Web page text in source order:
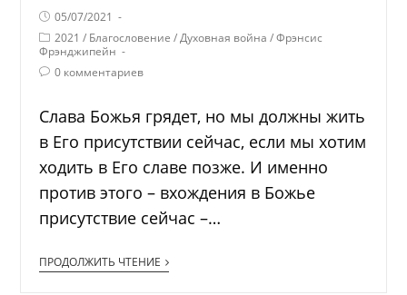
05/07/2021
2021 / Благословение / Духовная война / Фрэнсис
Фрэнджипейн
0 комментариев
Слава Божья грядет, но мы должны жить
в Его присутствии сейчас, если мы хотим
ходить в Его славе позже. И именно
против этого – вхождения в Божье
присутствие сейчас –…
ПРОДОЛЖИТЬ ЧТЕНИЕ